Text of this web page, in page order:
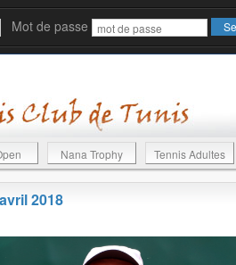
Mot de passe
Nana Trophy Tennis Adultes
2018